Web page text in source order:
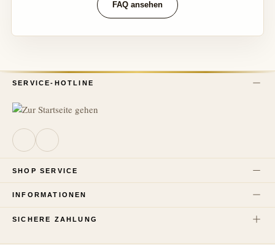
FAQ ansehen
SERVICE-HOTLINE
SHOP SERVICE
INFORMATIONEN
SICHERE ZAHLUNG